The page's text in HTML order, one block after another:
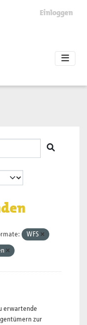
Einloggen
WFS
erwartende
zur